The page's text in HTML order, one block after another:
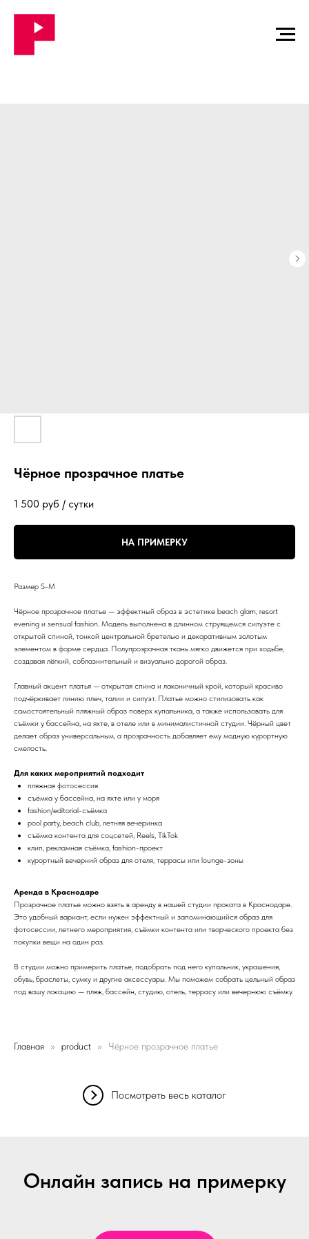
Чёрное прозрачное платье
1 500 руб / сутки
НА ПРИМЕРКУ
Размер S-M
Чёрное прозрачное платье — эффектный образ в эстетике beach glam, resort
evening и sensual fashion. Модель выполнена в длинном струящемся силуэте с
открытой спиной, тонкой центральной бретелью и декоративным золотым
элементом в форме сердца. Полупрозрачная ткань мягко движется при ходьбе,
создавая лёгкий, соблазнительный и визуально дорогой образ.
Главный акцент платья — открытая спина и лаконичный крой, который красиво
подчёркивает линию плеч, талии и силуэт. Платье можно стилизовать как
самостоятельный пляжный образ поверх купальника, а также использовать для
съёмки у бассейна, на яхте, в отеле или в минималистичной студии. Чёрный цвет
делает образ универсальным, а прозрачность добавляет ему модную курортную
смелость.
Для каких мероприятий подходит
пляжная фотосессия
съёмка у бассейна, на яхте или у моря
fashion/editorial-съёмка
pool party, beach club, летняя вечеринка
съёмка контента для соцсетей, Reels, TikTok
клип, рекламная съёмка, fashion-проект
курортный вечерний образ для отеля, террасы или lounge-зоны
Аренда в Краснодаре
Прозрачное платье можно взять в аренду в нашей студии проката в Краснодаре.
Это удобный вариант, если нужен эффектный и запоминающийся образ для
фотосессии, летнего мероприятия, съёмки контента или творческого проекта без
покупки вещи на один раз.
В студии можно примерить платье, подобрать под него купальник, украшения,
обувь, браслеты, сумку и другие аксессуары. Мы поможем собрать цельный образ
под вашу локацию — пляж, бассейн, студию, отель, террасу или вечернюю съёмку.
Главная product Чёрное прозрачное платье
Посмотреть весь каталог
Онлайн запись на примерку